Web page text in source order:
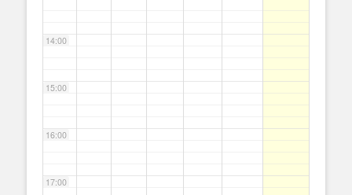
14:00
15:00
16:00
17:00